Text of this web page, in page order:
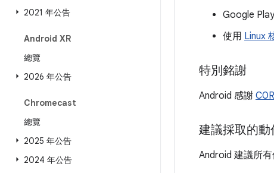
2021 年公告
Android XR
總覽
2026 年公告
Chromecast
總覽
2025 年公告
2024 年公告
Google
使用 Linux
特別銘謝
Android 感謝
建議採取的動
Android 建議所